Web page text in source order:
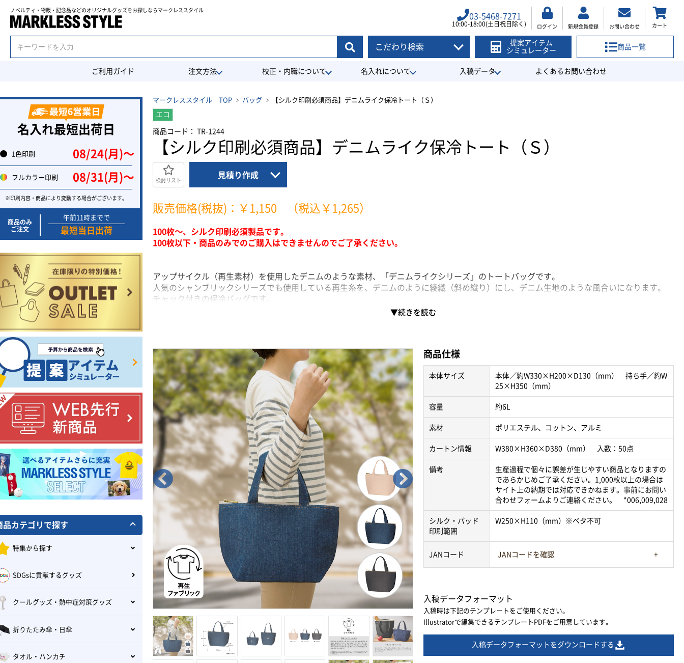
ノベルティ・物販・記念品などのオリジナルグッズを お探しならマークレススタイル
03-5468-7271
10:00-18:00(土日祝日除く) ログイン 新規会員登録 お問い合わせ カート
こだわり検索
提案アイテム
シミュレーター
商品一覧
ご利用ガイド 注文方法 校正・内職について 名入れについて 入稿データ よくあるお問い合わせ
マークレススタイル TOP バッグ 【シルク印刷必須商品】デニムライク保冷トート（Ｓ）
エコ
商品コード： TR-1244
【シルク印刷必須商品】デニムライク保冷トート（Ｓ）
検討リスト
見積り作成
販売価格(税抜)：￥1,150 （税込￥1,265）
100枚～、シルク印刷必須製品です。
100枚以下・商品のみでのご購入はできませんのでご了承ください。
アップサイクル（再生素材）を使用したデニムのような素材、「デニムライクシリーズ」のトートバッグです。
人気のシャンブリックシリーズでも使用している再生糸を、デニムのように綾織（斜め織り）にし、デニム生地のような風合いになります。
チャック付きの保冷バッグです。
S、Mの2サイズ展開でSサイズはランチボックスを入れたり、ちょっとしたお出かけ時に便利なサイズです。
また、主な素材はポリエステルやコットンとなりますが、その混率も生産毎に変動します。
商品仕様
本体サイズ
本体／約W330×H200×D130（mm） 持ち手／約W
25×H350（mm）
容量 約6L
素材 ポリエステル、コットン、アルミ
カートン情報 W380×H360×D380（mm） 入数：50点
備考
生産過程で個々に誤差が生じやすい商品となりますの
であらかじめご了承ください。1,000枚以上の場合は
サイト上の納期では対応できかねます。事前にお問い
合わせフォームよりご連絡ください。 *006,009,028
シルク・パッド
印刷範囲
W250×H110（mm）※ベタ不可
JANコード JANコードを確認
入稿データフォーマット
入稿時は下記のテンプレートをご使用ください。
Illustratorで編集できるテンプレートPDFをご用意しています。
入稿データフォーマットをダウンロードする
名入れ最短出荷日
1色印刷 08/24(月)〜
フルカラー印刷 08/31(月)〜
※印刷内容・商品により変動する場合がございます。
商品のみ
ご注文
午前11時までで
最短当日出荷
品カテゴリで探す
特集から探す
SDGsに貢献するグッズ
クールグッズ・熱中症対策グッズ
折りたたみ傘・日傘
タオル・ハンカチ